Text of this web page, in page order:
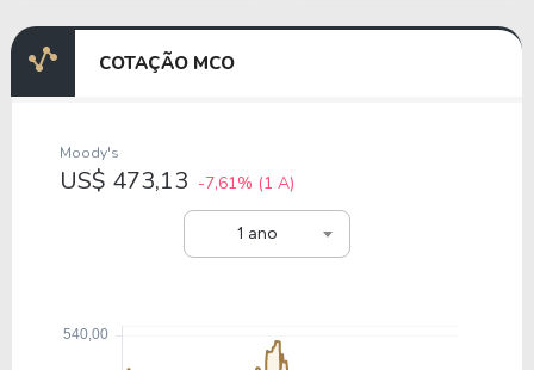
COTAÇÃO MCO
1 ano
Moody's
US$ 473,13 -7,61% (1 A)